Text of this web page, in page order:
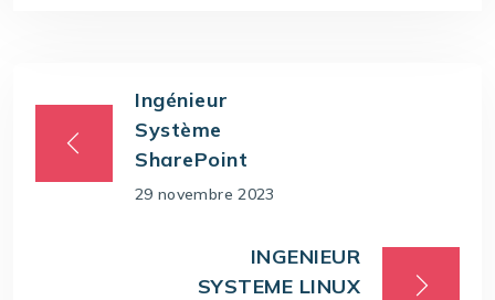
Ingénieur
Système
SharePoint
29 novembre 2023
INGENIEUR
SYSTEME LINUX